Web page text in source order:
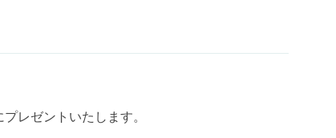
レゼントいたします。